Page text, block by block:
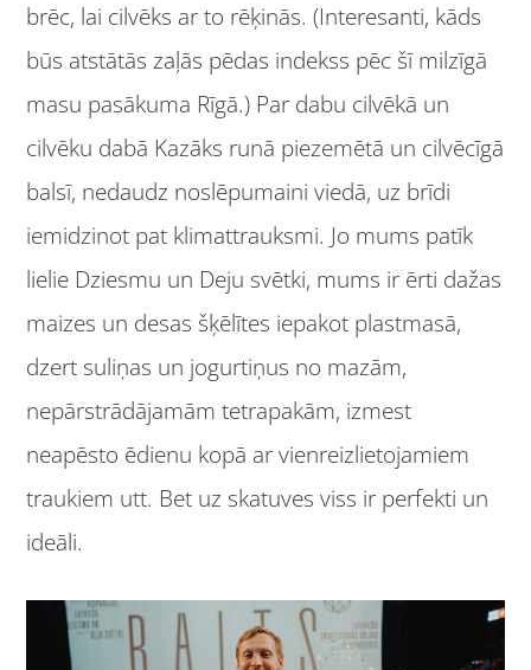
brēc, lai cilvēks ar to rēķinās. (Interesanti, kāds
būs atstātās zaļās pēdas indekss pēc šī milzīgā
masu pasākuma Rīgā.) Par dabu cilvēkā un
cilvēku dabā Kazāks runā piezemētā un cilvēcīgā
balsī, nedaudz noslēpumaini viedā, uz brīdi
iemidzinot pat klimattrauksmi. Jo mums patīk
lielie Dziesmu un Deju svētki, mums ir ērti dažas
maizes un desas šķēlītes iepakot plastmasā,
dzert suliņas un jogurtiņus no mazām,
nepārstrādājamām tetrapakām, izmest
neapēsto ēdienu kopā ar vienreizlietojamiem
traukiem utt. Bet uz skatuves viss ir perfekti un
ideāli.